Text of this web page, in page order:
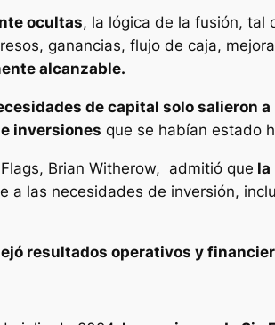
ocultas, la lógica de la fusión, tal
ganancias, flujo de caja,
alcanzable.
de capital solo salieron
inversiones que se habían estado
Brian Witherow, admitió que la
a las necesidades de inversión,
resultados operativos y